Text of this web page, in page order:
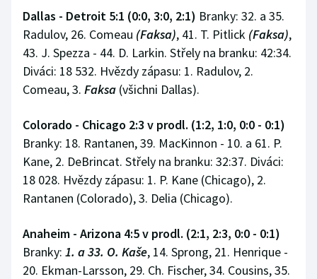
Dallas - Detroit 5:1 (0:0, 3:0, 2:1) Branky: 32. a 35.
Radulov, 26. Comeau (Faksa), 41. T. Pitlick (Faksa),
43. J. Spezza - 44. D. Larkin. Střely na branku: 42:34.
Diváci: 18 532. Hvězdy zápasu: 1. Radulov, 2.
Comeau, 3. Faksa (všichni Dallas).
Colorado - Chicago 2:3 v prodl. (1:2, 1:0, 0:0 - 0:1)
Branky: 18. Rantanen, 39. MacKinnon - 10. a 61. P.
Kane, 2. DeBrincat. Střely na branku: 32:37. Diváci:
18 028. Hvězdy zápasu: 1. P. Kane (Chicago), 2.
Rantanen (Colorado), 3. Delia (Chicago).
Anaheim - Arizona 4:5 v prodl. (2:1, 2:3, 0:0 - 0:1)
Branky: 1. a 33. O. Kaše, 14. Sprong, 21. Henrique -
20. Ekman-Larsson, 29. Ch. Fischer, 34. Cousins, 35.